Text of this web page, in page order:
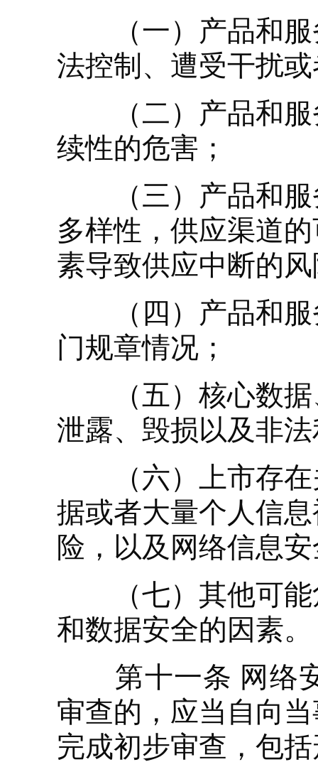
（一）产品和服
法控制、遭受干扰
（二）产品和服
续性的危害；
（三）产品和服
多样性，供应渠道
素导致供应中断的
（四）产品和服
门规章情况；
（五）核心数据
泄露、毁损以及非
（六）上市存在
据或者大量个人信
险，以及网络信息
（七）其他可能
和数据安全的因素。
第十一条 网络安
审查的，应当自向
完成初步审查，包